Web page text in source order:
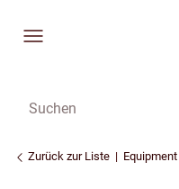
Zurück zur Liste Equipment